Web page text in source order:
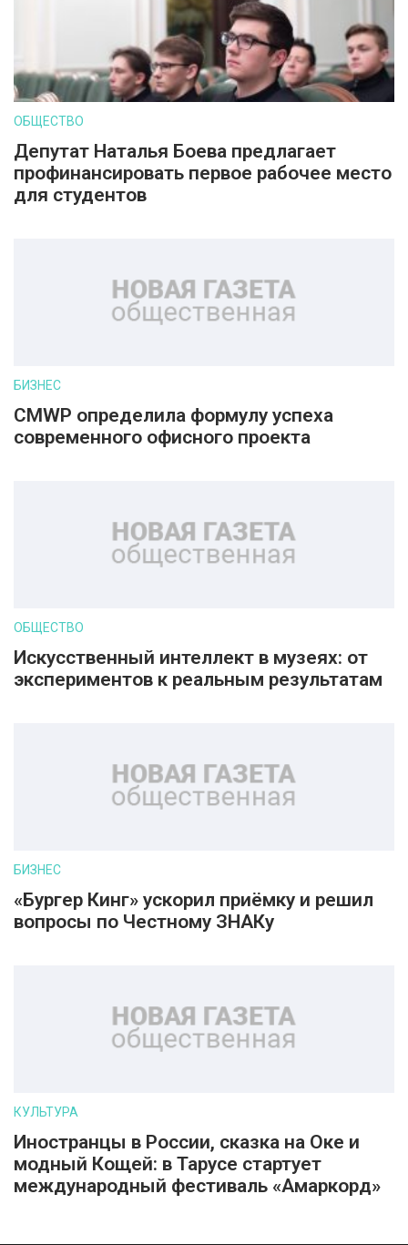
ОБЩЕСТВО
Депутат Наталья Боева предлагает
профинансировать первое рабочее место
для студентов
БИЗНЕС
CMWP определила формулу успеха
современного офисного проекта
ОБЩЕСТВО
Искусственный интеллект в музеях: от
экспериментов к реальным результатам
БИЗНЕС
«Бургер Кинг» ускорил приёмку и решил
вопросы по Честному ЗНАКу
КУЛЬТУРА
Иностранцы в России, сказка на Оке и
модный Кощей: в Тарусе стартует
международный фестиваль «Амаркорд»